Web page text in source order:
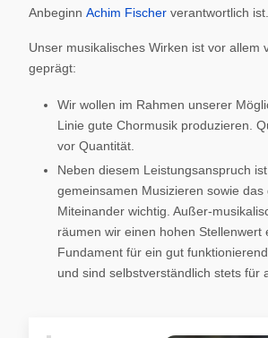
Anbeginn Achim Fischer verantwortlich ist.
Unser musikalisches Wirken ist vor allem
geprägt:
Wir wollen im Rahmen unserer
Linie gute Chormusik produzieren.
vor Quantität.
Neben diesem Leistungsanspruch
gemeinsamen Musizieren sowie das
Miteinander wichtig. Außer-
räumen wir einen hohen Stellenwert
Fundament für ein gut
und sind selbstverständlich stets für